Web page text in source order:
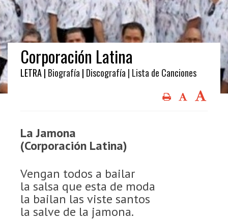
Corporación Latina
LETRA | Biografía | Discografía | Lista de Canciones
La Jamona
(Corporación Latina)
Vengan todos a bailar
la salsa que esta de moda
la bailan las viste santos
la salve de la jamona.